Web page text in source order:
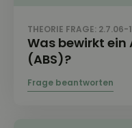
THEORIE FRAGE: 2.7.06-
Was bewirkt
(ABS)?